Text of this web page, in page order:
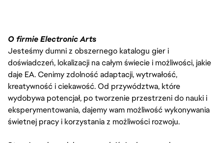
O firmie Electronic Arts
Jesteśmy dumni z obszernego katalogu gier i
doświadczeń, lokalizacji na całym świecie i możliwości, jakie
daje EA. Cenimy zdolność adaptacji, wytrwałość,
kreatywność i ciekawość. Od przywództwa, które
wydobywa potencjał, po tworzenie przestrzeni do nauki i
eksperymentowania, dajemy wam możliwość wykonywania
świetnej pracy i korzystania z możliwości rozwoju.